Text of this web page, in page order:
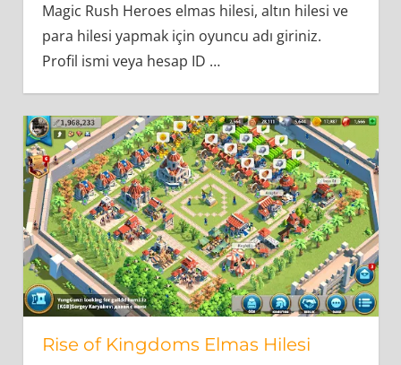
Magic Rush Heroes elmas hilesi, altın hilesi ve
para hilesi yapmak için oyuncu adı giriniz.
Profil ismi veya hesap ID …
Rise of Kingdoms Elmas Hilesi